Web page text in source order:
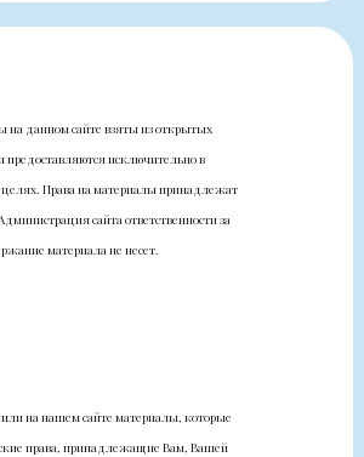
на данном сайте взяты из открытых
предоставляются исключительно в
Права на материалы принадлежат
сайта ответственности за
материала не несет.
на нашем сайте материалы, которые
права, принадлежащие Вам, Вашей